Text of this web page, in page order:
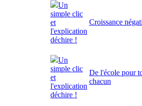
Un
simple clic
et
l'explication
déchire !
Croissance
Un
simple clic
et
l'explication
déchire !
De l'école pour
chacun